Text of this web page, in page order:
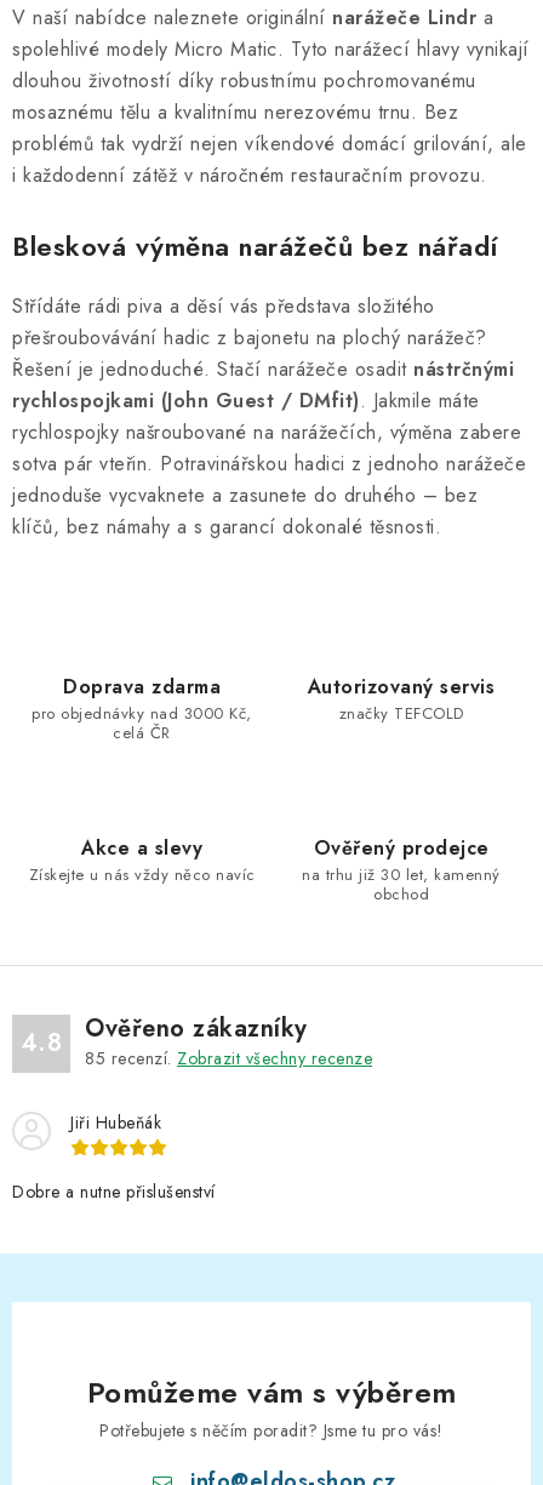
s
u
V naší nabídce naleznete originální narážeče Lindr a
spolehlivé modely Micro Matic. Tyto narážecí hlavy vynikají
dlouhou životností díky robustnímu pochromovanému
mosaznému tělu a kvalitnímu nerezovému trnu. Bez
problémů tak vydrží nejen víkendové domácí grilování, ale
i každodenní zátěž v náročném restauračním provozu.
Blesková výměna narážečů bez nářadí
Střídáte rádi piva a děsí vás představa složitého
přešroubovávání hadic z bajonetu na plochý narážeč?
Řešení je jednoduché. Stačí narážeče osadit nástrčnými
rychlospojkami (John Guest / DMfit). Jakmile máte
rychlospojky našroubované na narážečích, výměna zabere
sotva pár vteřin. Potravinářskou hadici z jednoho narážeče
jednoduše vycvaknete a zasunete do druhého – bez
klíčů, bez námahy a s garancí dokonalé těsnosti.
Doprava zdarma
pro objednávky nad 3000 Kč,
celá ČR
Autorizovaný servis
značky TEFCOLD
Akce a slevy
Získejte u nás vždy něco navíc
Ověřený prodejce
na trhu již 30 let, kamenný
obchod
4.8 Ověřeno zákazníky
85 recenzí. Zobrazit všechny recenze
Jiři Hubeňák
Dobre a nutne přislušenství
Pomůžeme vám s výběrem
Potřebujete s něčím poradit? Jsme tu pro vás!